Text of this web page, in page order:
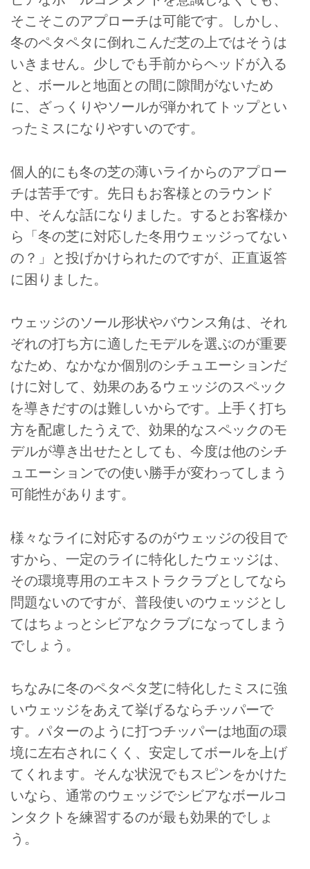
そこそこのアプローチは可能です。しかし、
冬のペタペタに倒れこんだ芝の上ではそうは
いきません。少しでも手前からヘッドが入る
と、ボールと地面との間に隙間がないため
に、ざっくりやソールが弾かれてトップとい
ったミスになりやすいのです。
個人的にも冬の芝の薄いライからのアプロー
チは苦手です。先日もお客様とのラウンド
中、そんな話になりました。するとお客様か
ら「冬の芝に対応した冬用ウェッジってない
の？」と投げかけられたのですが、正直返答
に困りました。
ウェッジのソール形状やバウンス角は、それ
ぞれの打ち方に適したモデルを選ぶのが重要
なため、なかなか個別のシチュエーションだ
けに対して、効果のあるウェッジのスペック
を導きだすのは難しいからです。上手く打ち
方を配慮したうえで、効果的なスペックのモ
デルが導き出せたとしても、今度は他のシチ
ュエーションでの使い勝手が変わってしまう
可能性があります。
様々なライに対応するのがウェッジの役目で
すから、一定のライに特化したウェッジは、
その環境専用のエキストラクラブとしてなら
問題ないのですが、普段使いのウェッジとし
てはちょっとシビアなクラブになってしまう
でしょう。
ちなみに冬のペタペタ芝に特化したミスに強
いウェッジをあえて挙げるならチッパーで
す。パターのように打つチッパーは地面の環
境に左右されにくく、安定してボールを上げ
てくれます。そんな状況でもスピンをかけた
いなら、通常のウェッジでシビアなボールコ
ンタクトを練習するのが最も効果的でしょ
う。